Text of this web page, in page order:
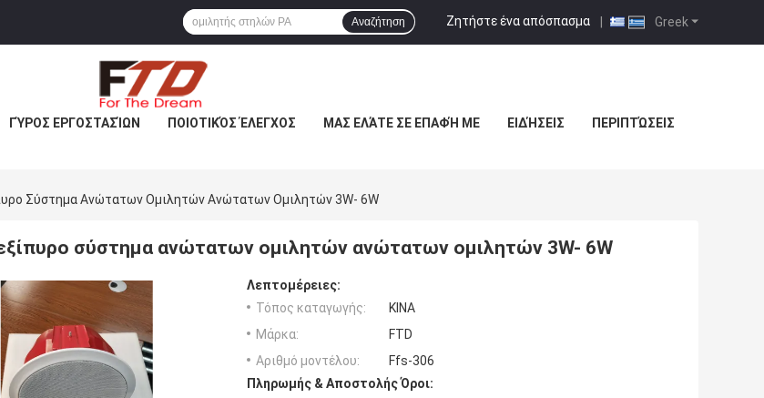
Greek
Ζητήστε ένα απόσπασμα |
Αναζήτηση
ΓΎΡΟΣ ΕΡΓΟΣΤΑΣΊΩΝ ΠΟΙΟΤΙΚΌΣ ΈΛΕΓΧΟΣ ΜΑΣ ΕΛΆΤΕ ΣΕ ΕΠΑΦΉ ΜΕ ΕΙΔΉΣΕΙΣ ΠΕΡΙΠΤΏΣΕΙΣ
Σύστημα Ανώτατων Ομιλητών Ανώτατων Ομιλητών 3W- 6W
σύστημα ανώτατων ομιλητών ανώτατων ομιλητών 3W- 6W
Λεπτομέρειες:
Τόπος καταγωγής:
ΚΙΝΑ
Μάρκα:
FTD
Αριθμό μοντέλου:
Ffs-306
Πληρωμής & Αποστολής Όροι: